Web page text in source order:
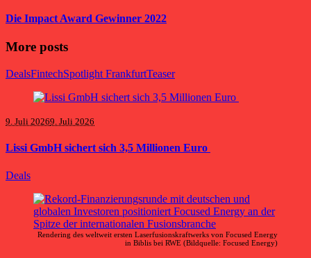
Die Impact Award Gewinner 2022
More posts
DealsFintechSpotlight FrankfurtTeaser
9. Juli 20269. Juli 2026
Lissi GmbH sichert sich 3,5 Millionen Euro
Deals
Rendering des weltweit ersten Laserfusionskraftwerks von Focused Energy
in Biblis bei RWE (Bildquelle: Focused Energy)